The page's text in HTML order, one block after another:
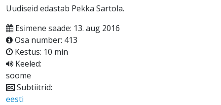
Uudiseid edastab Pekka Sartola.
Esimene saade: 13. aug 2016
Osa number: 413
Kestus: 10 min
Keeled:
soome
Subtiitrid:
eesti